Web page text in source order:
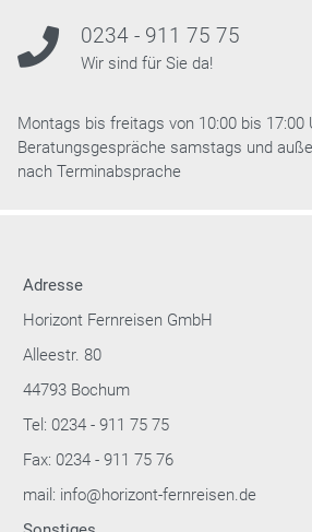
0234 - 911 75 75
Wir sind für Sie da!
Montags bis freitags von 10:00 bis 17:00
Beratungsgespräche samstags und
nach Terminabsprache
Adresse
Horizont Fernreisen GmbH
Alleestr. 80
44793 Bochum
Tel: 0234 - 911 75 75
Fax: 0234 - 911 75 76
mail: info@horizont-fernreisen.de